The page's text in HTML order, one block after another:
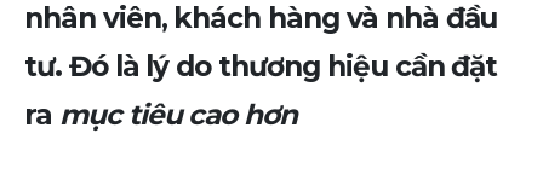
nhân viên, khách hàng và nhà đầu
tư. Đó là lý do thương hiệu cần đặt
ra mục tiêu cao hơn